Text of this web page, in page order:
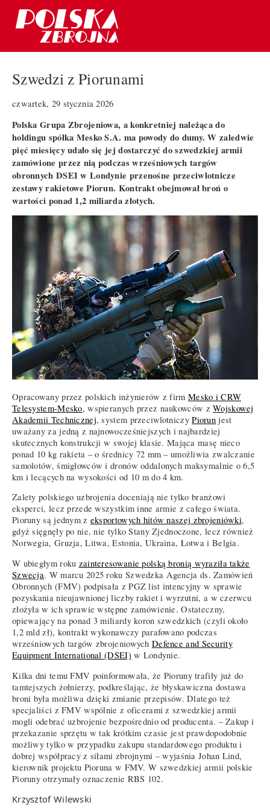
Szwedzi z Piorunami
czwartek, 29 stycznia 2026
Polska Grupa Zbrojeniowa, a konkretniej należąca do
holdingu spółka Mesko S.A. ma powody do dumy. W zaledwie
pięć miesięcy udało się jej dostarczyć do szwedzkiej armii
zamówione przez nią podczas wrześniowych targów
obronnych DSEI w Londynie przenośne przeciwlotnicze
zestawy rakietowe Piorun. Kontrakt obejmował broń o
wartości ponad 1,2 miliarda złotych.
Opracowany przez polskich inżynierów z firm Mesko i CRW
Telesystem-Mesko, wspieranych przez naukowców zWojskowej
Akademii Technicznej, system przeciwlotniczyPiorunjest
uważany za jedną z najnowocześniejszych i najbardziej
skutecznych konstrukcji w swojej klasie. Mająca masę nieco
ponad 10 kg rakieta – o średnicy 72 mm – umożliwia zwalczanie
samolotów, śmigłowców i dronów oddalonych maksymalnie o 6,5
km i lecących na wysokości od 10 m do 4 km.
Zalety polskiego uzbrojenia doceniają nie tylko branżowi
eksperci, lecz przede wszystkim inne armie z całego świata.
Pioruny są jednym z eksportowych hitów naszej zbrojeniówki,
gdyż sięgnęły po nie, nie tylko Stany Zjednoczone, lecz również
Norwegia, Gruzja, Litwa, Estonia, Ukraina, Łotwa i Belgia.
W ubiegłym roku zainteresowanie polską bronią wyraziła także
Szwecja. W marcu 2025 roku Szwedzka Agencja ds. Zamówień
Obronnych (FMV) podpisała z PGZ list intencyjny w sprawie
pozyskania nieujawnionej liczby rakiet i wyrzutni, a w czerwcu
złożyła w ich sprawie wstępne zamówienie. Ostateczny,
opiewający na ponad 3 miliardy koron szwedzkich (czyli około
1,2 mld zł), kontrakt wykonawczy parafowano podczas
wrześniowych targów zbrojeniowych Defence and Security
Equipment International (DSEI)w Londynie.
Kilka dni temu FMV poinformowała, że Pioruny trafiły już do
tamtejszych żołnierzy, podkreślając, że błyskawiczna dostawa
broni była możliwa dzięki zmianie przepisów. Dlatego też
specjaliści z FMV wspólnie z oficerami z szwedzkiej armii
mogli odebrać uzbrojenie bezpośrednio od producenta. – Zakup i
przekazanie sprzętu w tak krótkim czasie jest prawdopodobnie
możliwy tylko w przypadku zakupu standardowego produktu i
dobrej współpracy z siłami zbrojnymi – wyjaśnia Johan Lind,
kierownik projektu Pioruna w FMV. W szwedzkiej armii polskie
Pioruny otrzymały oznaczenie RBS 102.
Krzysztof Wilewski